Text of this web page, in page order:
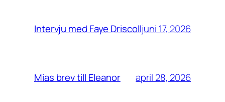
Intervju med Faye Driscolljuni 17, 2026
Mias brev till Eleanor april 28, 2026